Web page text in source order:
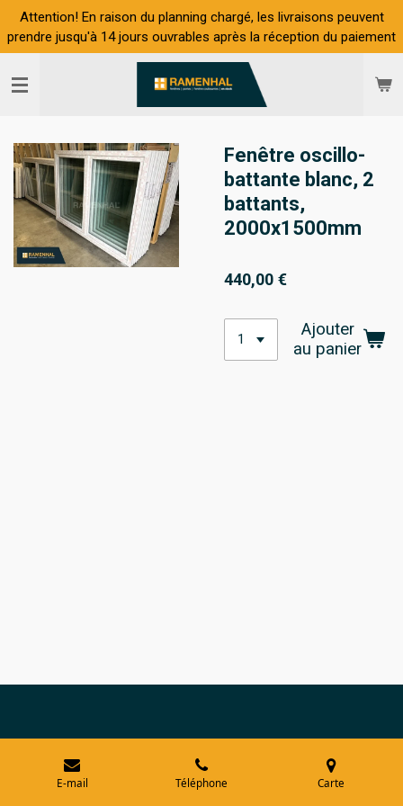
Passer
au
contenu
principal
Attention! En raison du planning chargé, les livraisons peuvent
prendre jusqu'à 14 jours ouvrables après la réception du paiement
Fenêtre oscillo-
battante blanc, 2
battants,
2000x1500mm
440,00 €
Ajouter
au panier
E-mail Téléphone Carte